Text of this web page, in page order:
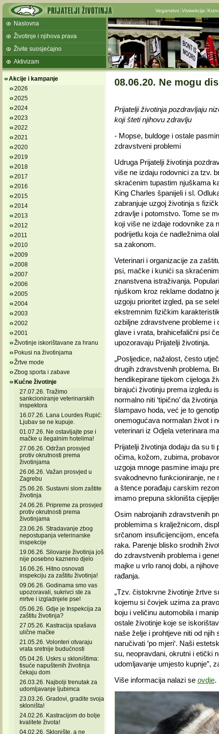
Veganstvo Vivisekcija
Naslovna
Životinje i njihova prava
Živite suosjećajno
Aktivizam
Akcije i kampanje
2026
2025
2024
2023
2022
2021
2020
2019
2018
2017
2016
2015
2014
2013
2012
2011
2010
2009
2008
2007
2006
2005
2004
2003
2002
2001
Životinje iskorištavane za hranu
Pokusi na životinjama
Žrtve mode
Zbog sporta i zabave
Kućne životinje
27.07.26. Tražimo
sankcioniranje veterinarskih
inspektora
16.07.26. Lana Lourdes Rupić:
Ljubav se ne kupuje.
01.07.26. Ne ostavljajte pse i
mačke u ilegalnim hotelima!
27.06.26. Održan prosvjed
protiv okrutnosti prema
životinjama
26.06.26. Važan prosvjed u
Zagrebu
25.06.26. Sustavni slom zaštite
životinja
24.06.26. Pripreme za prosvjed
protiv okrutnosti prema
životinjama
23.06.26. Stradavanje zbog
nepostupanja veterinarske
inspekcije
19.06.26. Silovanje životinja još
nije posebno kazneno djelo
16.06.26. Hitno osnovati
inspekciju za zaštitu životinja!
09.06.26. Godinama smo vas
upozoravali, sukrivci ste za
mrtve i izgladnjele pse!
05.06.26. Gdje je Inspekcija za
zaštitu životinja?
27.05.26. Kastracija spašava
ulične mačke
21.05.26. Volonteri otvaraju
vrata sretnije budućnosti
05.04.26. Uskrs u skloništima:
tisuće napuštenih životinja
čekaju dom
26.03.26. Najbolji trenutak za
udomljavanje ljubimca
23.03.26. Gradovi, gradite svoja
skloništa!
24.02.26. Kastracijom do bolje
kvalitete života!
04.02.26. Sklonište, a ne
08.06.20. Ne mogu
Prijatelji životinja pozdravljaju
koji šteti njihovu zdravlju
- Mopse, buldoge i ostale
zdravstveni problemi
Udruga Prijatelji životinja
više ne izdaju rodovnici za tzv.
skraćenim tupastim njuškama
King Charles španijeli i sl.
zabranjuje uzgoj životinja s
zdravlje i potomstvo. Tome se
koji više ne izdaje rodovnike za
podrijetlu koja će nadležnima
sa zakonom.
Veterinari i organizacije za
psi, mačke i kunići sa
znanstvena istraživanja.
njuškom kroz reklame dodatno
uzgoju prioritet izgled, pa se
ekstremnim fizičkim
ozbiljne zdravstvene probleme i
glave i vrata, brahicefalični psi
upozoravaju Prijatelji životinja.
„Posljedice, nažalost, često
drugih zdravstvenih problema.
hendikepirane tijekom cijeloga
birajući životinju prema izgledu
normalno niti ‘tipično’ da
šlampavo hoda, već je to
onemogućava normalan život i
veterinari iz Odjela veterinara
Prijatelji životinja dodaju da su
očima, kožom, zubima,
uzgoja mnoge pasmine imaju
svakodnevno funkcioniranje, ne
a štence porađaju carskim
imamo prepuna skloništa
Osim nabrojanih zdravstvenih
problemima s kralježnicom,
srčanom insuficijencijom,
raka. Parenje blisko srodnih
do zdravstvenih problema i
majke u vrlo ranoj dobi, a
rađanja.
„Tzv. čistokrvne životinje žrtve
kojemu si čovjek uzima za
boju i veličinu automobila i
ostale životinje koje se
naše želje i prohtjeve niti od
naručivati ’po mjeri‘. Naši
su, neopravdani, okrutni i etički
udomljavanje umjesto kupnje”,
Više informacija nalazi se ovdje.